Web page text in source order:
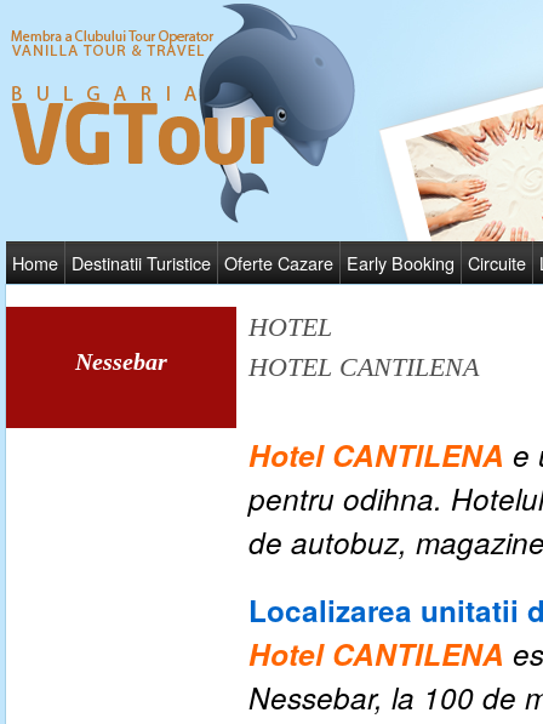
Home Destinatii Turistice Oferte Cazare Early Booking Circuite
Nessebar
HOTEL
HOTEL CANTILENA
Hotel CANTILENA e
pentru odihna.
de autobuz,
Localizarea unitatii
Hotel CANTILENA
Nessebar, la 100 de